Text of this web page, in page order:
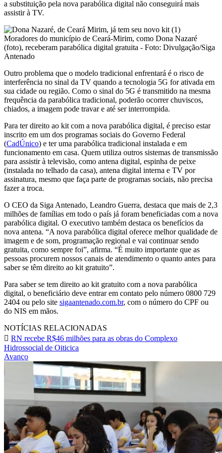
a substituição pela nova parabólica digital não conseguirá mais
assistir à TV.
Moradores do município de Ceará-Mirim, como Dona Nazaré
(foto), receberam parabólica digital gratuita - Foto: Divulgação/Siga
Antenado
Outro problema que o modelo tradicional enfrentará é o risco de
interferência no sinal da TV quando a tecnologia 5G for ativada em
sua cidade ou região. Como o sinal do 5G é transmitido na mesma
frequência da parabólica tradicional, poderão ocorrer chuviscos,
chiados, a imagem pode travar e até ser interrompida.
Para ter direito ao kit com a nova parabólica digital, é preciso estar
inscrito em um dos programas sociais do Governo Federal
(CadÚnico) e ter uma parabólica tradicional instalada e em
funcionamento em casa. Quem utiliza outros sistemas de transmissão
para assistir à televisão, como antena digital, espinha de peixe
(instalada no telhado da casa), antena digital interna e TV por
assinatura, mesmo que faça parte de programas sociais, não precisa
fazer a troca.
O CEO da Siga Antenado, Leandro Guerra, destaca que mais de 2,3
milhões de famílias em todo o país já foram beneficiadas com a nova
parabólica digital. O executivo também destaca os benefícios da
nova antena. “A nova parabólica digital oferece melhor qualidade de
imagem e de som, programação regional e vai continuar sendo
gratuita, como sempre foi”, afirma. “É muito importante que as
pessoas procurem nossos canais de atendimento o quanto antes para
saber se têm direito ao kit gratuito”.
Para saber se tem direito ao kit gratuito com a nova parabólica
digital, o beneficiário deve entrar em contato pelo número 0800 729
2404 ou pelo site sigaantenado.com.br, com o número do CPF ou
do NIS em mãos.
NOTÍCIAS RELACIONADAS
RN recebe R$46 milhões para as obras do Complexo
Hidrossocial de Oiticica
Avanço